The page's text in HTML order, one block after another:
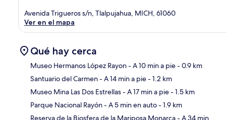
Avenida Trigueros s/n, Tlalpujahua, MICH, 61060
Ver en el mapa
Qué hay cerca
Museo Hermanos López Rayon- A 10 min a pie- 0.9 km
Santuario del Carmen- A 14 min a pie- 1.2 km
Museo Mina Las Dos Estrellas- A 17 min a pie- 1.5 km
Parque Nacional Rayón- A 5 min en auto- 1.9 km
Reserva de la Biosfera de la Mariposa Monarca- A 34 min